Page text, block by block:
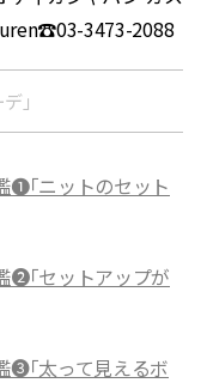
3473-2088
」
❶「ニットのセット
❷「セットアップが
❸「太って見えるボ